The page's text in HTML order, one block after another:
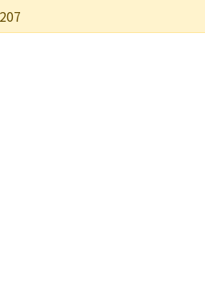
期
數